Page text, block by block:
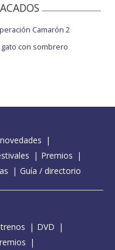
Camarón 2
gato con sombrero
Premios
Guía / directorio
DVD